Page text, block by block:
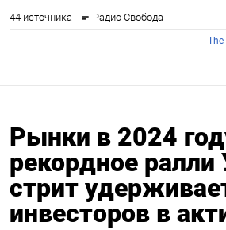
Рынки в 2024
рекордное ралли
стрит
инвесторов в